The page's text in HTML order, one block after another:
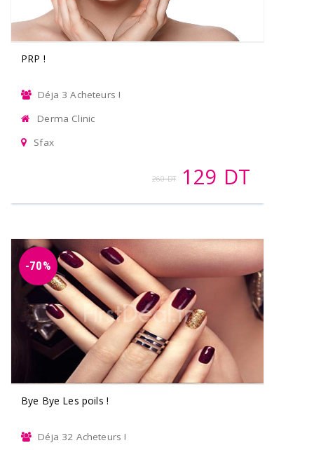
PRP !
Déja 3 Acheteurs !
Derma Clinic
Sfax
129 DT
260 DT
-70%
Bye Bye Les poils !
Déja 32 Acheteurs !